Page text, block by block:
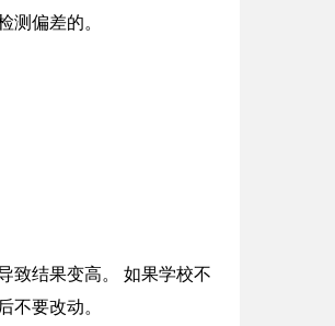
测偏差的。
致结果变高。 如果学校不
不要改动。